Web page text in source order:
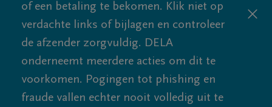
of een betaling te bekomen. Klik niet op
verdachte links of bijlagen en controleer
de afzender zorgvuldig. DELA
onderneemt meerdere acties om dit te
voorkomen. Pogingen tot phishing en
fraude vallen echter nooit volledig uit te